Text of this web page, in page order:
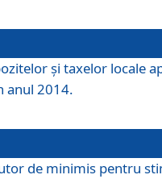
şi taxelor locale
anul 2014.
de minimis pentru